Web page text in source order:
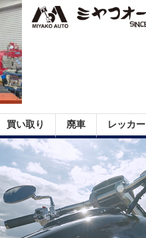
買い取り 廃車 レッカー